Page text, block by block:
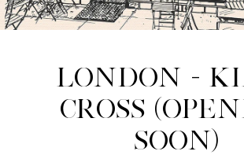
London -
Cross
Soon)